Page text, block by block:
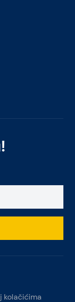
kolačićima